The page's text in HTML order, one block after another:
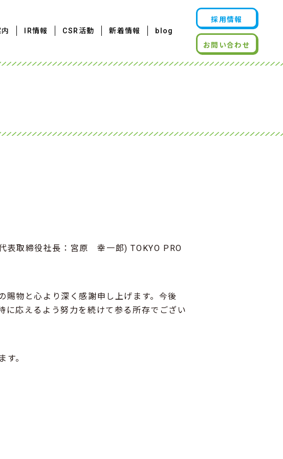
採用情報
お問い合わせ
IR情報 CSR活動 新着情報 blog
表取締役社長：宮原 幸一郎) TOKYO PRO
賜物と心より深く感謝申し上げます。今後
に応えるよう努力を続けて参る所存でござい
す。